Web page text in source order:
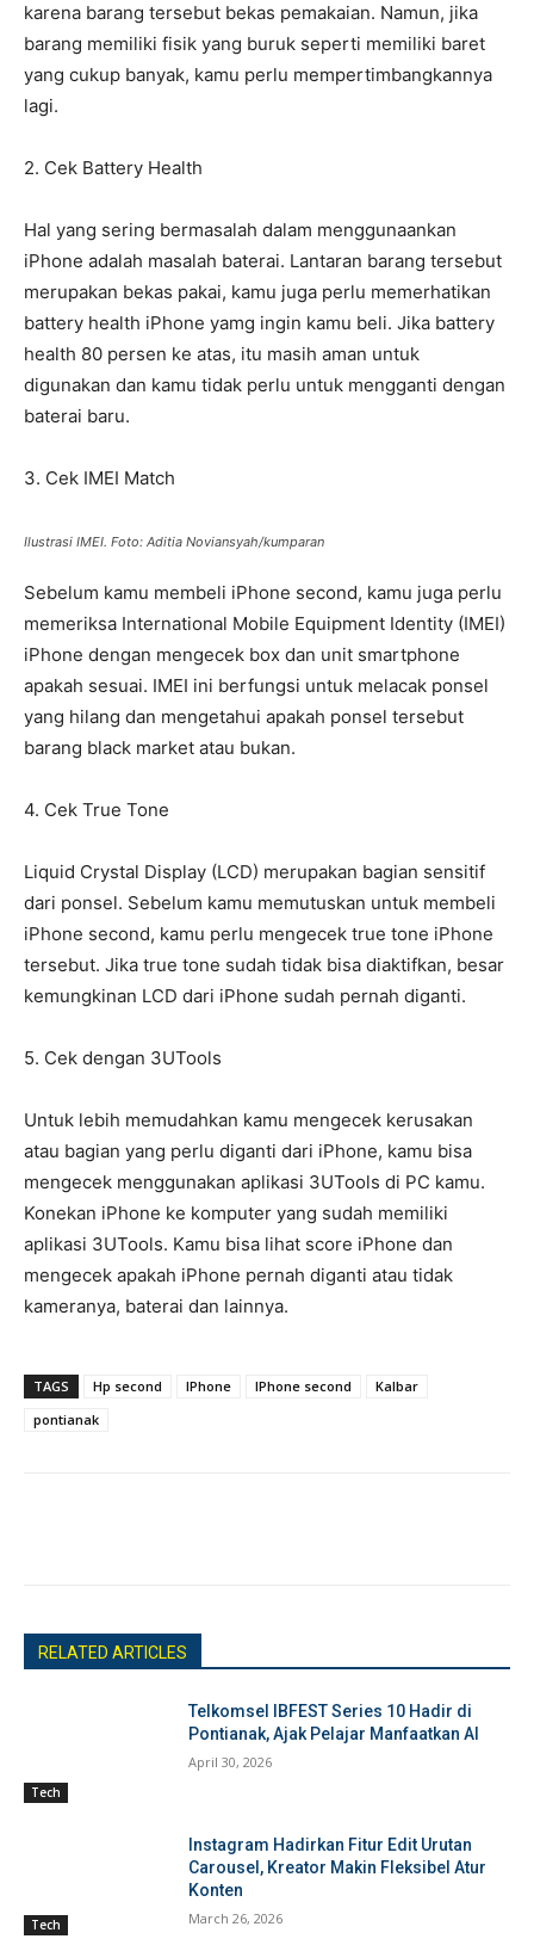
karena barang tersebut bekas pemakaian. Namun, jika
barang memiliki fisik yang buruk seperti memiliki baret
yang cukup banyak, kamu perlu mempertimbangkannya
lagi.
2. Cek Battery Health
Hal yang sering bermasalah dalam menggunaankan
iPhone adalah masalah baterai. Lantaran barang tersebut
merupakan bekas pakai, kamu juga perlu memerhatikan
battery health iPhone yamg ingin kamu beli. Jika battery
health 80 persen ke atas, itu masih aman untuk
digunakan dan kamu tidak perlu untuk mengganti dengan
baterai baru.
3. Cek IMEI Match
Ilustrasi IMEI. Foto: Aditia Noviansyah/kumparan
Sebelum kamu membeli iPhone second, kamu juga perlu
memeriksa International Mobile Equipment Identity (IMEI)
iPhone dengan mengecek box dan unit smartphone
apakah sesuai. IMEI ini berfungsi untuk melacak ponsel
yang hilang dan mengetahui apakah ponsel tersebut
barang black market atau bukan.
4. Cek True Tone
Liquid Crystal Display (LCD) merupakan bagian sensitif
dari ponsel. Sebelum kamu memutuskan untuk membeli
iPhone second, kamu perlu mengecek true tone iPhone
tersebut. Jika true tone sudah tidak bisa diaktifkan, besar
kemungkinan LCD dari iPhone sudah pernah diganti.
5. Cek dengan 3UTools
Untuk lebih memudahkan kamu mengecek kerusakan
atau bagian yang perlu diganti dari iPhone, kamu bisa
mengecek menggunakan aplikasi 3UTools di PC kamu.
Konekan iPhone ke komputer yang sudah memiliki
aplikasi 3UTools. Kamu bisa lihat score iPhone dan
mengecek apakah iPhone pernah diganti atau tidak
kameranya, baterai dan lainnya.
TAGS Hp second IPhone IPhone second
Kalbar
pontianak
RELATED ARTICLES
Tech
Telkomsel IBFEST Series 10 Hadir di
Pontianak, Ajak Pelajar Manfaatkan AI
April 30, 2026
Tech
Instagram Hadirkan Fitur Edit Urutan
Carousel, Kreator Makin Fleksibel Atur
Konten
March 26, 2026